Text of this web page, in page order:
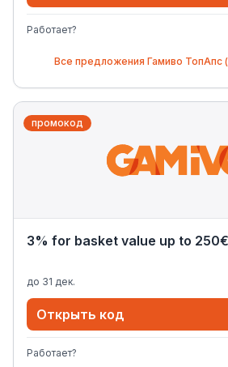
Работает?
Все предложения Гамиво ТопАпс
промокод
3% for basket value up to 250€
до 31 дек.
Открыть код
Работает?